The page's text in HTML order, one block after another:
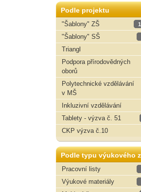
Podle projektu
"Šablony" ZŠ
"Šablony" SŠ
Triangl
Podpora přírodovědných
oborů
Polytechnické vzdělávání
v MŠ
Inkluzivní vzdělávání
Tablety - výzva č. 51
CKP výzva č.10
Podle typu výukového
Pracovní listy
Výukové materiály